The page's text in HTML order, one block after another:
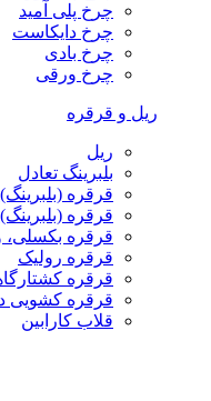
چرخ پلی آمید
چرخ دایکاست
چرخ بادی
چرخ ورقی
ریل و قرقره
ریل
بلبرینگ تعادل
قرقره
قرقره
قرقره
قرقره رولیک
قرقره
قرقره کشویی
قلاب کارابین